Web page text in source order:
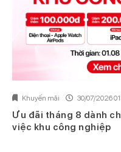
Khuyến mãi 30/07/2026
Ưu đãi tháng 8 dành
việc khu công nghiệp